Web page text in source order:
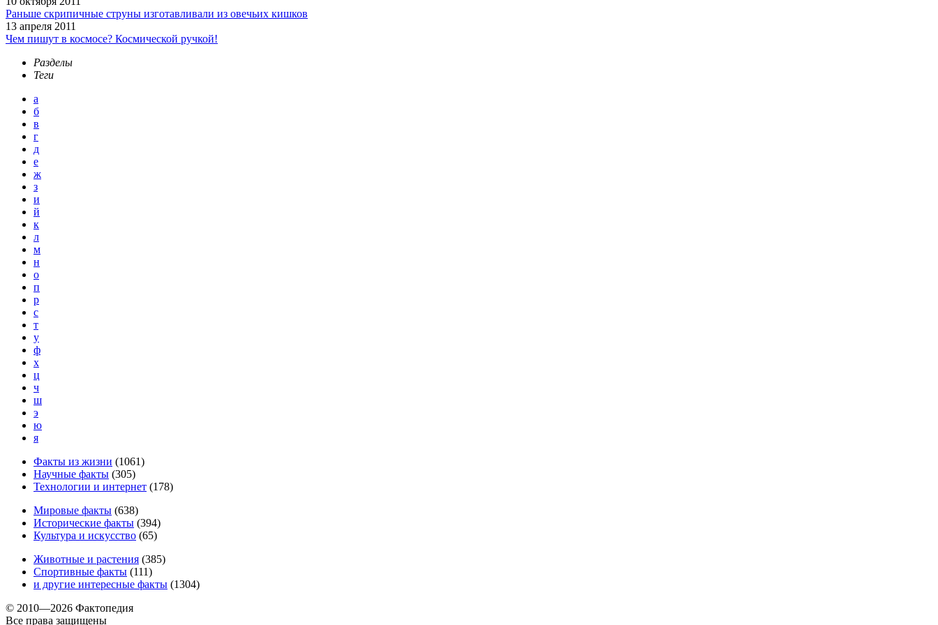
Раньше скрипичные струны изготавливали из овечьих кишков
13 апреля 2011
Чем пишут в космосе? Космической ручкой!
Разделы
Теги
а
б
в
г
д
е
ж
з
и
й
к
л
м
н
о
п
р
с
т
у
ф
х
ц
ч
ш
э
ю
я
Факты из жизни (1061)
Научные факты (305)
Технологии и интернет (178)
Мировые факты (638)
Исторические факты (394)
Культура и искусство (65)
Животные и растения (385)
Спортивные факты (111)
и другие интересные факты (1304)
© 2010—2026 Фактопедия
Все права защищены